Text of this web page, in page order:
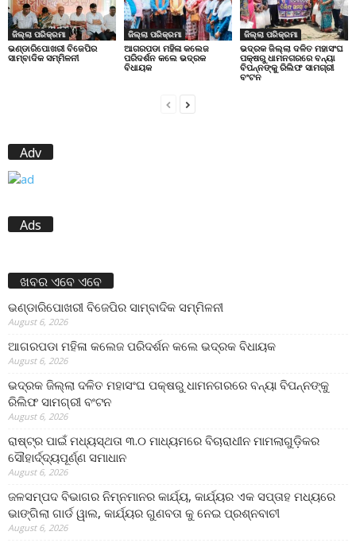
ଜିଲ୍ଲା ପରିକ୍ରମା
ଭଣ୍ଡାରିପୋଖରୀ ବିଜେପିର
ସାମ୍ବାଦିକ ସମ୍ମିଳନୀ
ଜିଲ୍ଲା ପରିକ୍ରମା
ଆଗରପଡା ମହିଳା କଲେଜ
ପରିଦର୍ଶନ କଲେ ଭଦ୍ରକ
ବିଧାୟକ
ଜିଲ୍ଲା ପରିକ୍ରମା
ଭଦ୍ରକ ଜିଲ୍ଲା ଦଳିତ ମହାସଂଘ
ପକ୍ଷରୁ ଧାମନଗରରେ ବନ୍ୟା
ବିପନ୍ନଙ୍କୁ ରିଲିଫ ସାମଗ୍ରୀ
ବଂଟନ
Adv
Ads
ଖବର ଏବେ ଏବେ
ଭଣ୍ଡାରିପୋଖରୀ ବିଜେପିର ସାମ୍ବାଦିକ ସମ୍ମିଳନୀ
August 6, 2026
ଆଗରପଡା ମହିଳା କଲେଜ ପରିଦର୍ଶନ କଲେ ଭଦ୍ରକ ବିଧାୟକ
August 6, 2026
ଭଦ୍ରକ ଜିଲ୍ଲା ଦଳିତ ମହାସଂଘ ପକ୍ଷରୁ ଧାମନଗରରେ ବନ୍ୟା ବିପନ୍ନଙ୍କୁ
ରିଲିଫ ସାମଗ୍ରୀ ବଂଟନ
August 6, 2026
ରାଷ୍ଟ୍ର ପାଇଁ ମଧ୍ୟସ୍ଥତା ୩.୦ ମାଧ୍ୟମରେ ବିଚାରାଧୀନ ମାମଲାଗୁଡ଼ିକର
ସୌହାର୍ଦ୍ଦ୍ୟପୂର୍ଣ୍ଣ ସମାଧାନ
August 6, 2026
ଜଳସମ୍ପଦ ବିଭାଗର ନିମ୍ନମାନର କାର୍ଯ୍ୟ, କାର୍ଯ୍ୟର ଏକ ସପ୍ତାହ ମଧ୍ୟରେ
ଭାଙ୍ଗିଲା ଗାର୍ଡ ୱାଲ, କାର୍ଯ୍ୟର ଗୁଣବତା କୁ ନେଇ ପ୍ରଶ୍ନବାଚୀ
August 6, 2026